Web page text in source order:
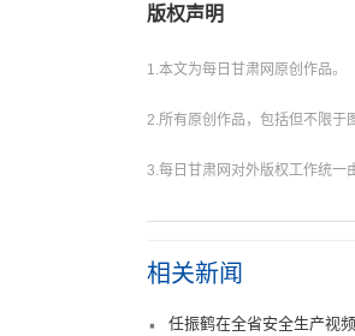
版权声明
1.本文为每日甘肃网原创作品。
2.所有原创作品，包括但不限于
3.每日甘肃网对外版权工作统一
相关新闻
任振鹤在全省安全生产视